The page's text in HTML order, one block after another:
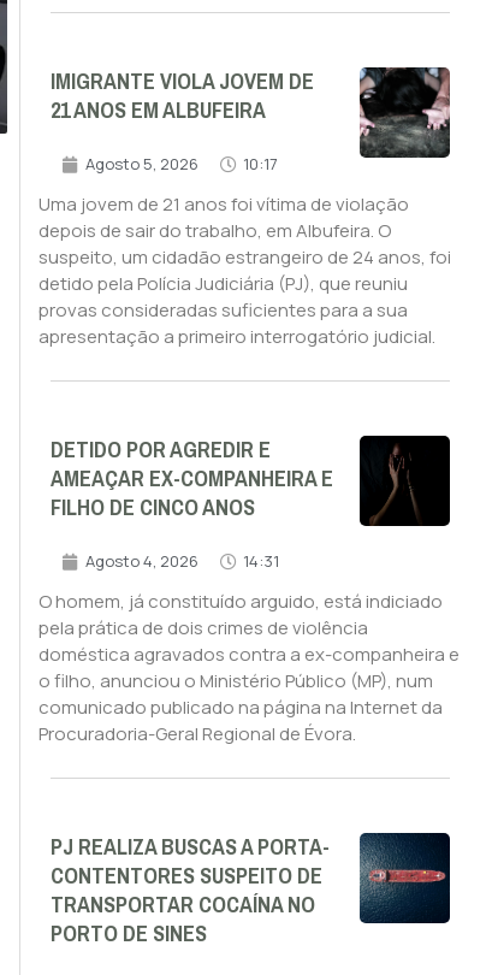
IMIGRANTE VIOLA JOVEM DE
21 ANOS EM ALBUFEIRA
Agosto 5, 2026 10:17
Uma jovem de 21 anos foi vítima de violação
depois de sair do trabalho, em Albufeira. O
suspeito, um cidadão estrangeiro de 24 anos, foi
detido pela Polícia Judiciária (PJ), que reuniu
provas consideradas suficientes para a sua
apresentação a primeiro interrogatório judicial.
DETIDO POR AGREDIR E
AMEAÇAR EX-COMPANHEIRA E
FILHO DE CINCO ANOS
Agosto 4, 2026 14:31
O homem, já constituído arguido, está indiciado
pela prática de dois crimes de violência
doméstica agravados contra a ex-companheira e
o filho, anunciou o Ministério Público (MP), num
comunicado publicado na página na Internet da
Procuradoria-Geral Regional de Évora.
PJ REALIZA BUSCAS A PORTA-
CONTENTORES SUSPEITO DE
TRANSPORTAR COCAÍNA NO
PORTO DE SINES